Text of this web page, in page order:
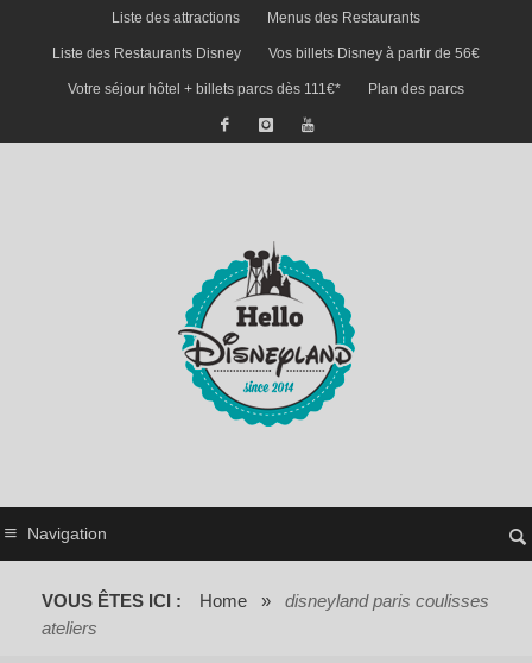
Liste des attractions Menus des Restaurants
Liste des Restaurants Disney Vos billets Disney à partir de 56€
Votre séjour hôtel + billets parcs dès 111€* Plan des parcs
Navigation
VOUS ÊTES ICI : Home »
disneyland paris coulisses
ateliers